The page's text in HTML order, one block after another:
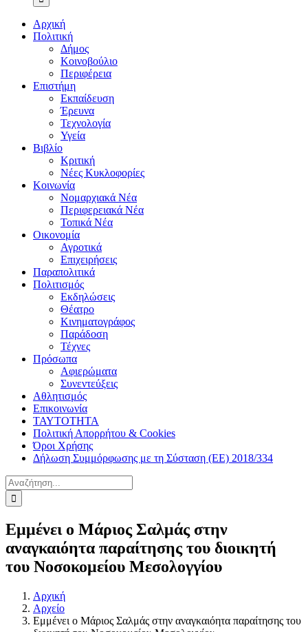
Αρχική
Πολιτική
Δήμος
Κοινοβούλιο
Περιφέρεια
Επιστήμη
Εκπαίδευση
Έρευνα
Τεχνολογία
Υγεία
Βιβλίο
Κριτική
Νέες Κυκλοφορίες
Κοινωνία
Νομαρχιακά Νέα
Περιφερειακά Νέα
Τοπικά Νέα
Οικονομία
Αγροτικά
Επιχειρήσεις
Παραπολιτικά
Πολιτισμός
Εκδηλώσεις
Θέατρο
Κινηματογράφος
Παράδοση
Τέχνες
Πρόσωπα
Αφιερώματα
Συνεντεύξεις
Αθλητισμός
Επικοινωνία
ΤΑΥΤΟΤΗΤΑ
Πολιτική Απορρήτου & Cookies
Όροι Χρήσης
Δήλωση Συμμόρφωσης με τη Σύσταση (ΕΕ) 2018/334
Αναζήτηση
για:
Εμμένει ο Μάριος Σαλμάς στην
αναγκαιόητα παραίτησης του διοικητή
του Νοσοκομείου Μεσολογγίου
Αρχική
Αρχείο
Εμμένει ο Μάριος Σαλμάς στην αναγκαιόητα παραίτησης του